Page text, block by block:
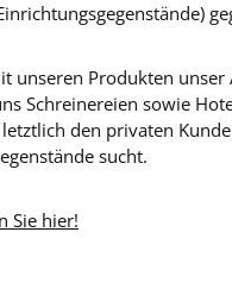
unseren Produkten
Schreinereien sowie
den privaten
sucht.
Sie hier!